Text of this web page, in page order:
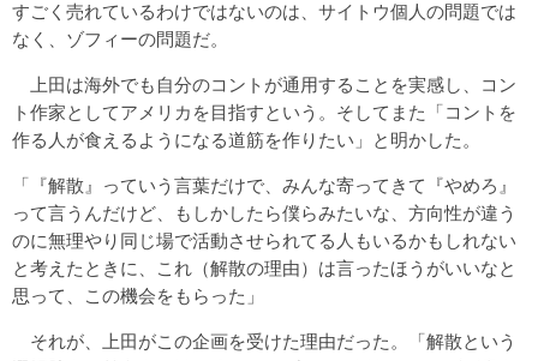
すごく売れているわけではないのは、サイトウ個人の問題では
なく、ゾフィーの問題だ。
上田は海外でも自分のコントが通用することを実感し、コン
ト作家としてアメリカを目指すという。そしてまた「コントを
作る人が食えるようになる道筋を作りたい」と明かした。
「『解散』っていう言葉だけで、みんな寄ってきて『やめろ』
って言うんだけど、もしかしたら僕らみたいな、方向性が違う
のに無理やり同じ場で活動させられてる人もいるかもしれない
と考えたときに、これ（解散の理由）は言ったほうがいいなと
思って、この機会をもらった」
それが、上田がこの企画を受けた理由だった。「解散という